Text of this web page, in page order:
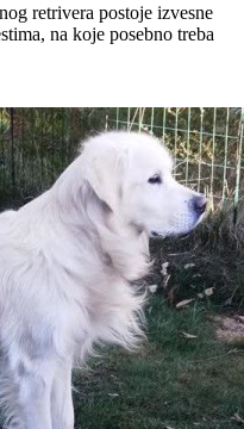
retrivera postoje izvesne
na koje posebno treba